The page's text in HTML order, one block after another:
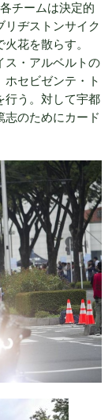
チームは決定的
リヂストンサイク
花を散らす。
ス・アルベルトの
セビゼンテ・ト
行う。対して宇都
志のためにカード